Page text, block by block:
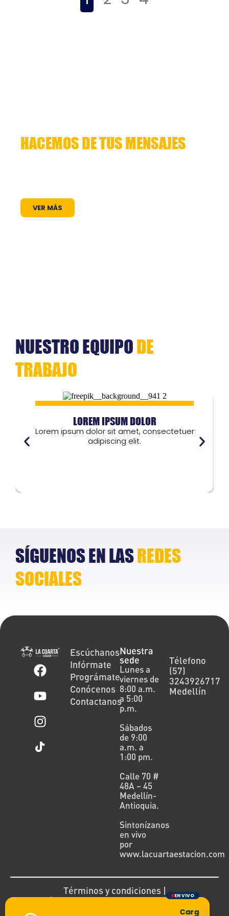
EN VIVO
Cargando
HACEMOS DE TUS MENSAJES
VER MÁS
NUESTRO EQUIPODE
TRABAJO
LOREM IPSUM DOLOR
Lorem ipsum dolor sit amet, consectetuer
adipiscing elit.
SÍGUENOS EN LASREDES
SOCIALES
Escúchanos
Infórmate
Prográmate
Conócenos
Contactanos
Nuestra
sede
Lunes a
viernes de
8:00 a.m.
a 5:00
p.m.
Sábados
de 9:00
a.m. a
1:00 pm.
Calle 70 #
48A – 45
Medellín-
Antioquia.
Sintonízanos
en vivo
por
www.lacuartaestacion.com
Télefono
(57)
3243926717
Medellín
Términos y condiciones |
Política de devoluciones y reembolsos